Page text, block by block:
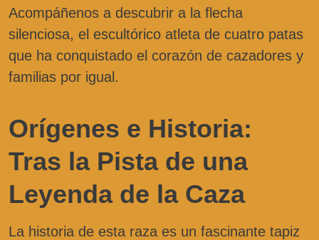
Acompáñenos a descubrir a la flecha
silenciosa, el escultórico atleta de cuatro patas
que ha conquistado el corazón de cazadores y
familias por igual.
Orígenes e Historia:
Tras la Pista de una
Leyenda de la Caza
La historia de esta raza es un fascinante tapiz